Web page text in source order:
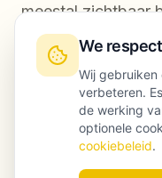
meestal zichtbaar
maanden, in lijn
rankingtermijnen.
zoekmachines
citaties sterk
autoriteitssignalen
publicaties kunt
We
Wij gebruiken
verbeteren.
de werking
optionele
cookiebeleid.